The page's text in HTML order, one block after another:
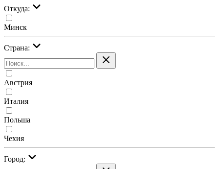
Откуда:
Минск
Страна:
Австрия
Италия
Польша
Чехия
Город: